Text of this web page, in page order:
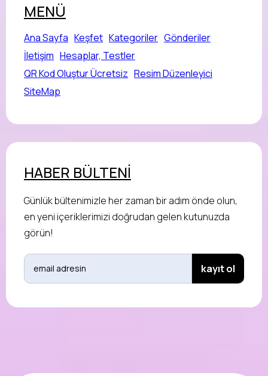
MENÜ
Ana Sayfa Keşfet Kategoriler Gönderiler
İletişim Hesaplar, Testler
QR Kod Oluştur Ücretsiz Resim Düzenleyici
SiteMap
HABER BÜLTENİ
Günlük bültenimizle her zaman bir adım önde olun,
en yeni içeriklerimizi doğrudan gelen kutunuzda
görün!